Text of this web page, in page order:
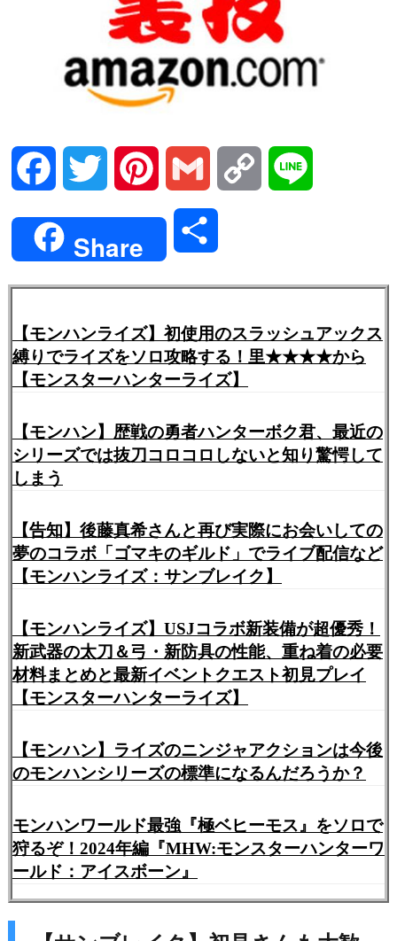
Facebook Twitter Pinterest Gmail Copy
Share
【モンハンライズ】初使用のスラッシュアックス
縛りでライズをソロ攻略する！里★★★★から
【モンスターハンターライズ】
【モンハン】歴戦の勇者ハンターボク君、最近の
シリーズでは抜刀コロコロしないと知り驚愕して
しまう
【告知】後藤真希さんと再び実際にお会いしての
夢のコラボ「ゴマキのギルド」でライブ配信など
【モンハンライズ：サンブレイク】
【モンハンライズ】USJコラボ新装備が超優秀！
新武器の太刀＆弓・新防具の性能、重ね着の必要
材料まとめと最新イベントクエスト初見プレイ
【モンスターハンターライズ】
【モンハン】ライズのニンジャアクションは今後
のモンハンシリーズの標準になるんだろうか？
モンハンワールド最強『極ベヒーモス』をソロで
狩るぞ！2024年編『MHW:モンスターハンターワ
ールド：アイスボーン』